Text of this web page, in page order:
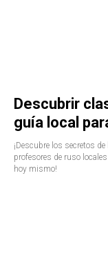
Descubrir
guía local
¡Descubre los secretos
profesores de ruso
hoy mismo!